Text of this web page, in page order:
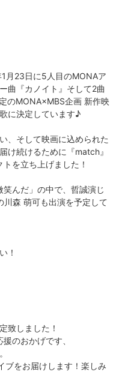
月23日に5人目のMONAア
曲『カノイト』そして2曲
のMONA×MBS企画 新作映
に決定しています♪
、そして映画に込められた
け続けるために『match』
を立ち上げました！
んだ」の中で、哲誠演じ
川森 萌可も出演を予定して
！
致しました！
のおかげです、
ブをお届けします！楽しみ